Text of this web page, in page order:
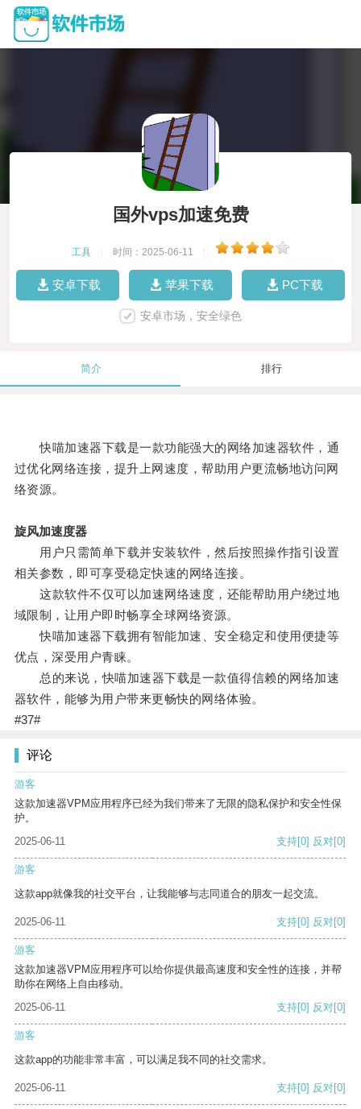
国外vps加速免费
工具 时间：2025-06-11
安卓下载 苹果下载 PC下载
安卓市场，安全绿色
简介 排行
快喵加速器下载是一款功能强大的网络加速器软件，通
过优化网络连接，提升上网速度，帮助用户更流畅地访问网
络资源。
旋风加速度器
用户只需简单下载并安装软件，然后按照操作指引设置
相关参数，即可享受稳定快速的网络连接。
这款软件不仅可以加速网络速度，还能帮助用户绕过地
域限制，让用户即时畅享全球网络资源。
快喵加速器下载拥有智能加速、安全稳定和使用便捷等
优点，深受用户青睐。
总的来说，快喵加速器下载是一款值得信赖的网络加速
器软件，能够为用户带来更畅快的网络体验。
#37#
评论
游客
这款加速器VPM应用程序已经为我们带来了无限的隐私保护和安全性保
护。
2025-06-11
支持[0] 反对[0]
游客
这款app就像我的社交平台，让我能够与志同道合的朋友一起交流。
2025-06-11 支持[0] 反对[0]
游客
这款加速器VPM应用程序可以给你提供最高速度和安全性的连接，并帮
助你在网络上自由移动。
2025-06-11
支持[0] 反对[0]
游客
这款app的功能非常丰富，可以满足我不同的社交需求。
2025-06-11 支持[0] 反对[0]